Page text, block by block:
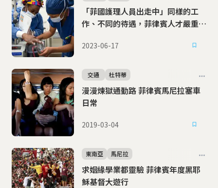
「菲國護理人員出走中」同樣的工
作、不同的待遇，菲律賓人才嚴重外
2023-06-17
漫漫煉獄通勤路 菲律賓馬尼拉塞車
日常
交通 杜特蒂
2019-03-04
求姻緣學業都靈驗 菲律賓年度黑耶
穌基督大遊行
東南亞 馬尼拉